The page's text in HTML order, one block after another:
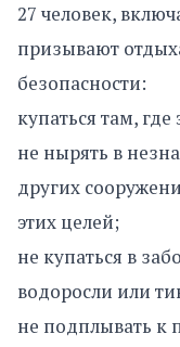
27 человек,
призывают
безопасности:
купаться там,
не нырять в
других
этих целей;
не купаться в
водоросли или
не подплывать